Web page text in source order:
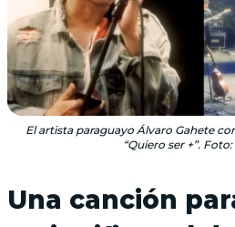
El artista paraguayo Álvaro Gahete
“Quiero ser +”.
Una canción